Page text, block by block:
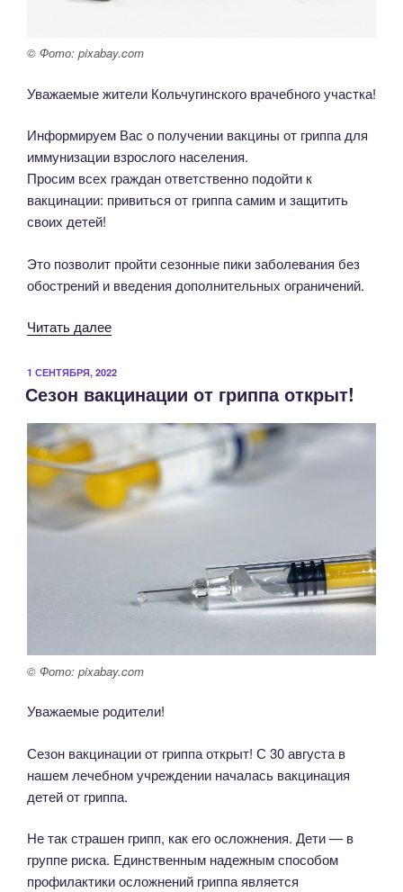
© Фото: pixabay.com
Уважаемые жители Кольчугинского врачебного участка!
Информируем Вас о получении вакцины от гриппа для
иммунизации взрослого населения.
Просим всех граждан ответственно подойти к
вакцинации: привиться от гриппа самим и защитить
своих детей!
Это позволит пройти сезонные пики заболевания без
обострений и введения дополнительных ограничений.
Читать далее«Вакцина
гриппа
для
населения»
ОПУБЛИКОВАНО
1 СЕНТЯБРЯ, 2022
Сезон вакцинации от гриппа открыт!
© Фото: pixabay.com
Уважаемые родители!
Сезон вакцинации от гриппа открыт! С 30 августа в
нашем лечебном учреждении началась вакцинация
детей от гриппа.
Не так страшен грипп, как его осложнения. Дети — в
группе риска. Единственным надежным способом
профилактики осложнений гриппа является